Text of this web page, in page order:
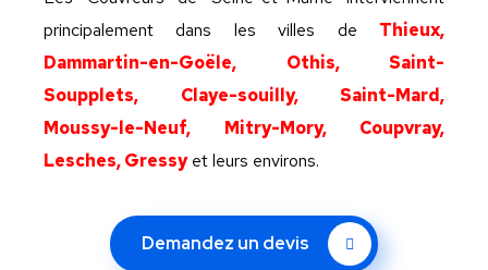
principalement dans les villes de Thieux,
Dammartin-en-Goële, Othis, Saint-
Soupplets, Claye-souilly, Saint-Mard,
Moussy-le-Neuf, Mitry-Mory, Coupvray,
Lesches, Gressyet leurs environs.
Demandez un devis